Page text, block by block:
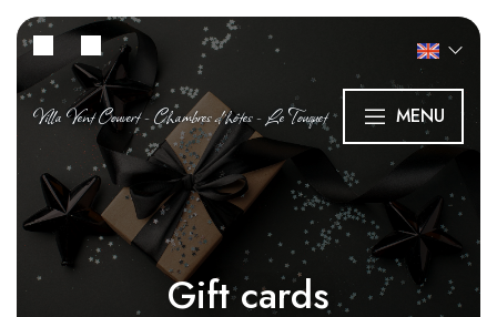
Villa Vent Couvert - Chambres d’hôtes - Le Touquet MENU
Gift cards